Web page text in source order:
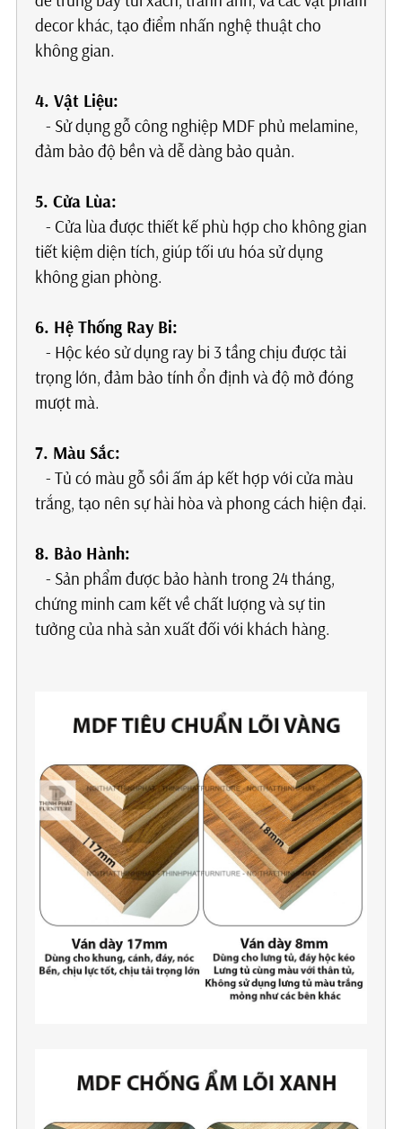
decor khác, tạo điểm nhấn nghệ thuật cho
không gian.
4. Vật Liệu:
- Sử dụng gỗ công nghiệp MDF phủ melamine,
đảm bảo độ bền và dễ dàng bảo quản.
5. Cửa Lùa:
- Cửa lùa được thiết kế phù hợp cho không gian
tiết kiệm diện tích, giúp tối ưu hóa sử dụng
không gian phòng.
6. Hệ Thống Ray Bi:
- Hộc kéo sử dụng ray bi 3 tầng chịu được tải
trọng lớn, đảm bảo tính ổn định và độ mở đóng
mượt mà.
7. Màu Sắc:
- Tủ có màu gỗ sồi ấm áp kết hợp với cửa màu
trắng, tạo nên sự hài hòa và phong cách hiện đại.
8. Bảo Hành:
- Sản phẩm được bảo hành trong 24 tháng,
chứng minh cam kết về chất lượng và sự tin
tưởng của nhà sản xuất đối với khách hàng.